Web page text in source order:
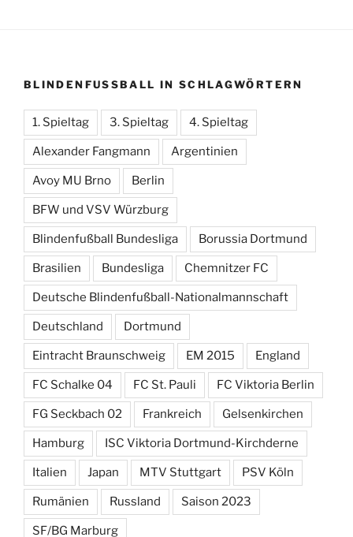
BLINDENFUSSBALL IN SCHLAGWÖRTERN
1. Spieltag 3. Spieltag 4. Spieltag
Alexander Fangmann Argentinien
Avoy MU Brno Berlin
BFW und VSV Würzburg
Blindenfußball Bundesliga Borussia Dortmund
Brasilien Bundesliga Chemnitzer FC
Deutsche Blindenfußball-Nationalmannschaft
Deutschland Dortmund
Eintracht Braunschweig EM 2015 England
FC Schalke 04 FC St. Pauli FC Viktoria Berlin
FG Seckbach 02 Frankreich Gelsenkirchen
Hamburg ISC Viktoria Dortmund-Kirchderne
Italien Japan MTV Stuttgart PSV Köln
Rumänien Russland Saison 2023
SF/BG Marburg